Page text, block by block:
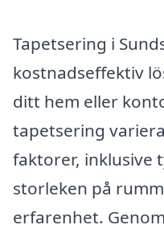
Tapetsering i
kostnadseffektiv
ditt hem eller
tapetsering
faktorer, inklusive
storleken på
erfarenhet.